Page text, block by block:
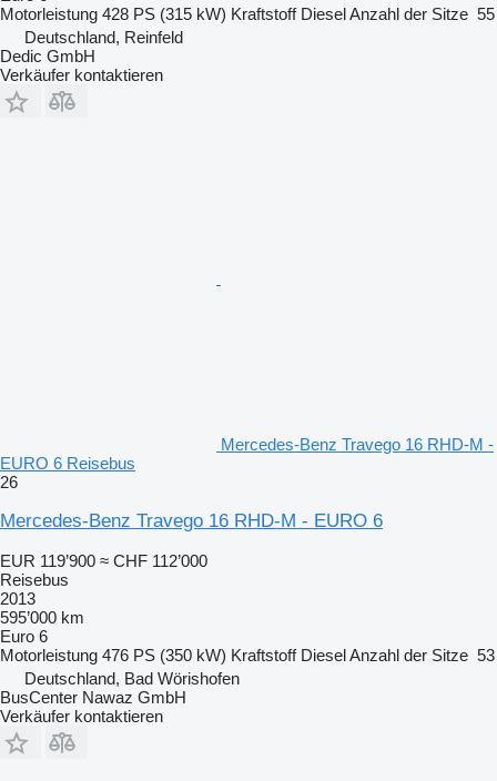
Motorleistung 428 PS (315 kW) Kraftstoff DieselAnzahl der Sitze 55
Deutschland, Reinfeld
Dedic GmbH
Verkäufer kontaktieren
Mercedes-Benz Travego 16 RHD-M -
EURO 6 Reisebus
26
Mercedes-Benz Travego 16 RHD-M - EURO 6
EUR 119’900 ≈ CHF 112’000
Reisebus
2013
595’000 km
Euro 6
Motorleistung 476 PS (350 kW) Kraftstoff DieselAnzahl der Sitze 53
Deutschland, Bad Wörishofen
BusCenter Nawaz GmbH
Verkäufer kontaktieren